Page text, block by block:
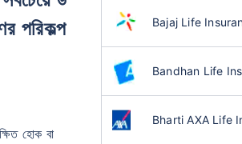
পরিকল্প
হোক বা
Bajaj Life
Bandhan Life
Bharti AXA Life